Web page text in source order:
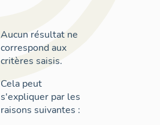
Aucun résultat ne
correspond aux
critères saisis.
Cela peut
s'expliquer par les
raisons suivantes :